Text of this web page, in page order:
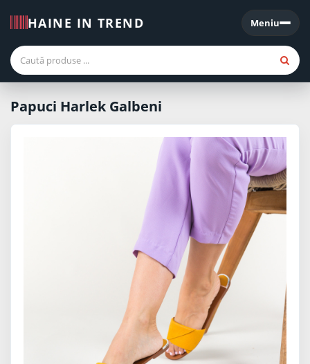
HAINE IN TREND Meniu
Meniu
Papuci Harlek Galbeni